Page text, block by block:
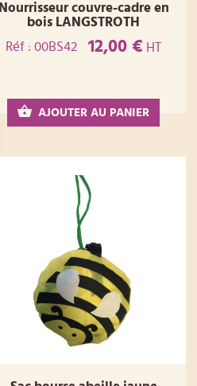
Nourrisseur couvre-cadre en
bois LANGSTROTH
Réf : 00BS42
12,00 € HT
AJOUTER AU PANIER